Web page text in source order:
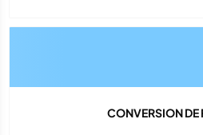
CONVERSION DE